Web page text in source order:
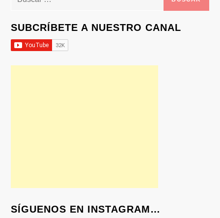
SUBCRÍBETE A NUESTRO CANAL
SÍGUENOS EN INSTAGRAM…